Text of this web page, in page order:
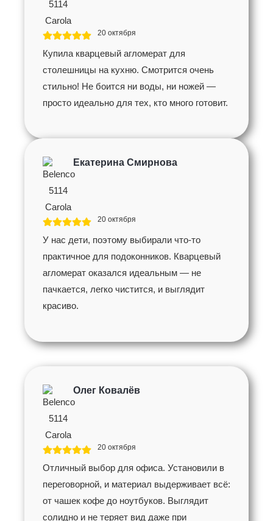
20 октября
Купила кварцевый агломерат для
столешницы на кухню. Смотрится очень
стильно! Не боится ни воды, ни ножей —
просто идеально для тех, кто много готовит.
Екатерина Смирнова
20 октября
У нас дети, поэтому выбирали что-то
практичное для подоконников. Кварцевый
агломерат оказался идеальным — не
пачкается, легко чистится, и выглядит
красиво.
Олег Ковалёв
20 октября
Отличный выбор для офиса. Установили в
переговорной, и материал выдерживает всё:
от чашек кофе до ноутбуков. Выглядит
солидно и не теряет вид даже при